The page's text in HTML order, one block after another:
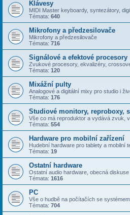
Klávesy
MIDI Master keyboardy, syntezátory,
Témata: 640
Mikrofony a předzesilovače
Mikrofony a předzesilovače
Témata: 716
Signálové a efektové procesory
Zvukové procesory, ekvalizéry,
Témata: 120
Mixážní pulty
Analogové a digitální mixy pro studio i
Témata: 176
Studiové monitory, reproboxy,
Vše co má reproduktor a vydává zvuk,
Témata: 554
Hardware pro mobilní zařízení
Hudební hardware pro tablety a mobilní
Témata: 19
Ostatní hardware
Ostatní audio hardware, obecná diskuse
Témata: 1616
PC
Vše o hudbě na počítačích se
Témata: 704